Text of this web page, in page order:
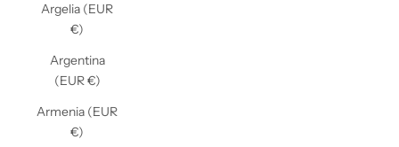
Argelia (EUR
€)
Argentina
(EUR €)
Armenia (EUR
€)